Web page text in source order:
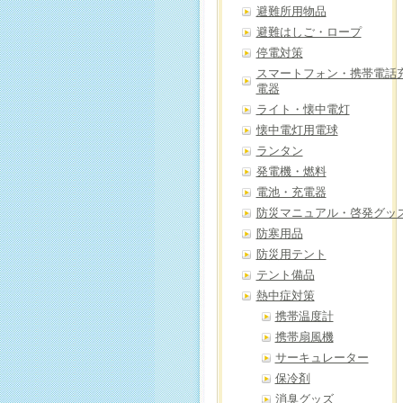
避難所用物品
避難はしご・ロープ
停電対策
スマートフォン・携帯電話
電器
ライト・懐中電灯
懐中電灯用電球
ランタン
発電機・燃料
電池・充電器
防災マニュアル・啓発グッ
防寒用品
防災用テント
テント備品
熱中症対策
携帯温度計
携帯扇風機
サーキュレーター
保冷剤
消臭グッズ